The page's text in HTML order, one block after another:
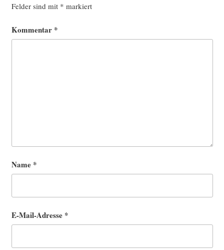
Felder sind mit * markiert
Kommentar *
Name *
E-Mail-Adresse *